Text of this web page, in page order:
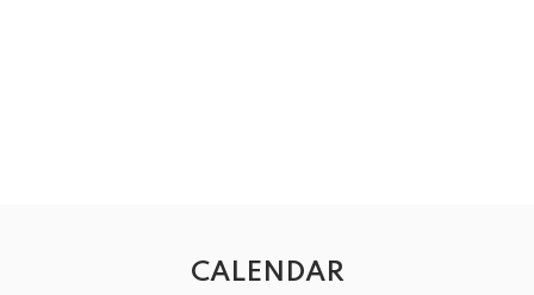
商品は、プレゼント用のため、レビューは、書けません
CALENDAR